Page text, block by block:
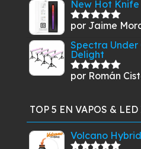
New Hot
Valorado
por Jaime
Spectra Under
Delight
Valorado
por Román
TOP 5 EN VAPOS &
Volcano